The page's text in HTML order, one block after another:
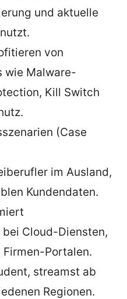
und aktuelle
von
wie Malware-
Kill Switch
(Case
im Ausland,
Kundendaten.
Cloud-Diensten,
Portalen.
streamst ab
Regionen.